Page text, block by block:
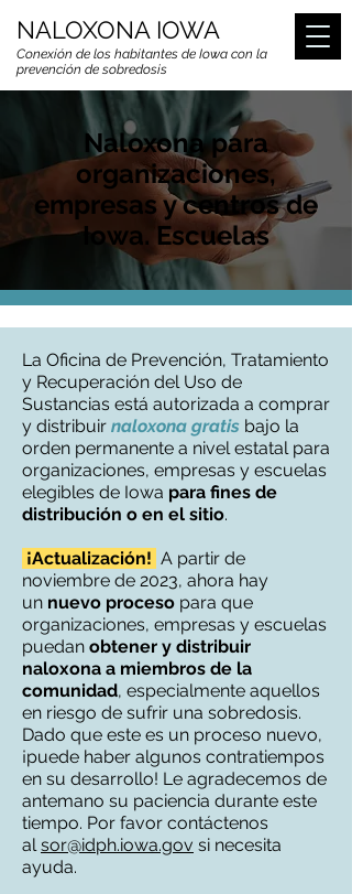
NALOXONA IOWA
Conexión de los habitantes de Iowa con la
prevención de sobredosis
Naloxona para
organizaciones,
empresas y centros de
Iowa. Escuelas
La Oficina de Prevención, Tratamiento
y Recuperación del Uso de
Sustancias está autorizada a comprar
y distribuir naloxona gratis bajo la
orden permanente a nivel estatal para
organizaciones, empresas y escuelas
elegibles de Iowa para fines de
distribución o en el sitio.
¡Actualización! A partir de
noviembre de 2023, ahora hay
un nuevo proceso para que
organizaciones, empresas y escuelas
puedan obtener y distribuir
naloxona a miembros de la
comunidad, especialmente aquellos
en riesgo de sufrir una sobredosis.
Dado que este es un proceso nuevo,
¡puede haber algunos contratiempos
en su desarrollo! Le agradecemos de
antemano su paciencia durante este
tiempo. Por favor contáctenos
alsor@idph.iowa.gov si necesita
ayuda.